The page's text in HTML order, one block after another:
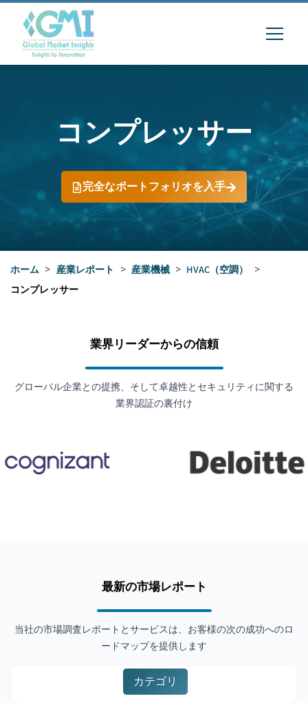
コンプレッサー
完全なポートフォリオを入手
ホーム > 産業レポート > 産業機械 > HVAC（空調）
>
コンプレッサー
業界リーダーからの信頼
グローバル企業との提携、そして卓越性とセキュリティに関する
業界認証の裏付け
最新の市場レポート
当社の市場調査レポートとサービスは、お客様の次の成功へのロ
ードマップを提供します
カテゴリ